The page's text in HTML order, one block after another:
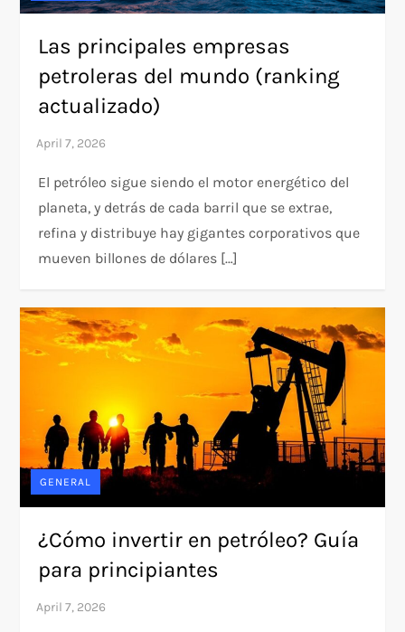
Las principales empresas
petroleras del mundo (ranking
actualizado)
El petróleo sigue siendo el motor energético del
planeta, y detrás de cada barril que se extrae,
refina y distribuye hay gigantes corporativos que
mueven billones de dólares […]
GENERAL
¿Cómo invertir en petróleo? Guía
para principiantes